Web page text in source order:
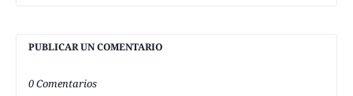
PUBLICAR UN COMENTARIO
0 Comentarios